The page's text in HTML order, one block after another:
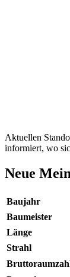
Aktuellen
informiert, wo
Neue
Baujahr
Baumeister
Länge
Strahl